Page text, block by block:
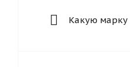
Какую марку